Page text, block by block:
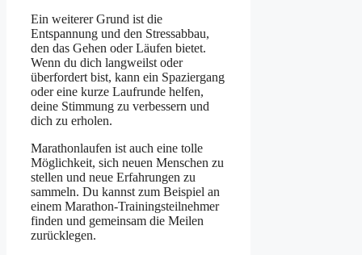
Ein weiterer Grund ist die
Entspannung und den Stressabbau,
den das Gehen oder Läufen bietet.
Wenn du dich langweilst oder
überfordert bist, kann ein Spaziergang
oder eine kurze Laufrunde helfen,
deine Stimmung zu verbessern und
dich zu erholen.
Marathonlaufen ist auch eine tolle
Möglichkeit, sich neuen Menschen zu
stellen und neue Erfahrungen zu
sammeln. Du kannst zum Beispiel an
einem Marathon-Trainingsteilnehmer
finden und gemeinsam die Meilen
zurücklegen.